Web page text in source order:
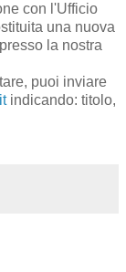
con l'Ufficio
una nuova
la nostra
puoi inviare
indicando: titolo,